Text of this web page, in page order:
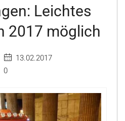
Leichtes
2017 möglich
13.02.2017
0